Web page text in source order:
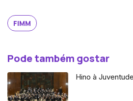
FIMM
Pode também gostar
Hino à